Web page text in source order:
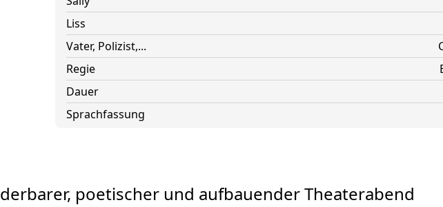
Liss
Vater, Polizist,...
Regie
Dauer
Sprachfassung
poetischer und aufbauender Theaterabend